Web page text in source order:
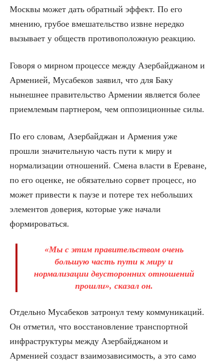
Москвы может дать обратный эффект. По его
мнению, грубое вмешательство извне нередко
вызывает у обществ противоположную реакцию.
Говоря о мирном процессе между Азербайджаном и
Арменией, Мусабеков заявил, что для Баку
нынешнее правительство Армении является более
приемлемым партнером, чем оппозиционные силы.
По его словам, Азербайджан и Армения уже
прошли значительную часть пути к миру и
нормализации отношений. Смена власти в Ереване,
по его оценке, не обязательно сорвет процесс, но
может привести к паузе и потере тех небольших
элементов доверия, которые уже начали
формироваться.
«Мы с этим правительством очень
большую часть пути к миру и
нормализации двусторонних отношений
прошли», сказал он.
Отдельно Мусабеков затронул тему коммуникаций.
Он отметил, что восстановление транспортной
инфраструктуры между Азербайджаном и
Арменией создаст взаимозависимость, а это само